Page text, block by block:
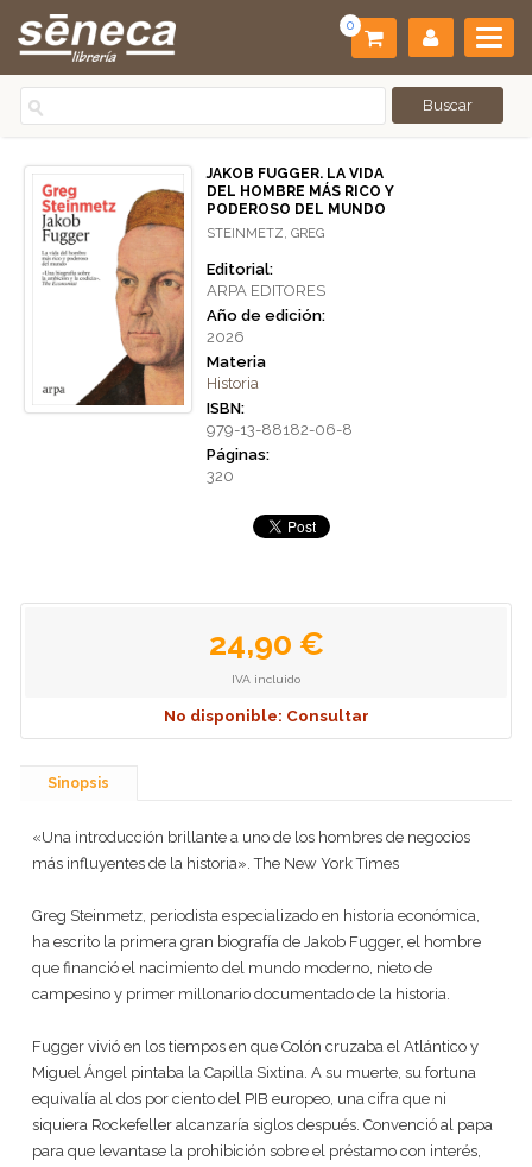
0
JAKOB FUGGER. LA VIDA
DEL HOMBRE MÁS RICO Y
PODEROSO DEL MUNDO
STEINMETZ, GREG
Editorial:
ARPA EDITORES
Año de edición:
2026
Materia
Historia
ISBN:
979-13-88182-06-8
Páginas:
320
24,90 €
IVA incluido
No disponible: Consultar
Sinopsis
«Una introducción brillante a uno de los hombres de negocios
más influyentes de la historia». The New York Times
Greg Steinmetz, periodista especializado en historia económica,
ha escrito la primera gran biografía de Jakob Fugger, el hombre
que financió el nacimiento del mundo moderno, nieto de
campesino y primer millonario documentado de la historia.
Fugger vivió en los tiempos en que Colón cruzaba el Atlántico y
Miguel Ángel pintaba la Capilla Sixtina. A su muerte, su fortuna
equivalía al dos por ciento del PIB europeo, una cifra que ni
siquiera Rockefeller alcanzaría siglos después. Convenció al papa
para que levantase la prohibición sobre el préstamo con interés,